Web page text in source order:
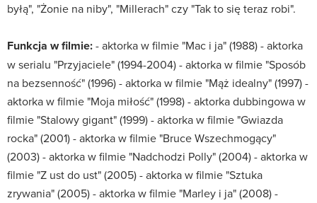
byłą", "Żonie na niby", "Millerach" czy "Tak to się teraz robi".
Funkcja w filmie:- aktorka w filmie "Mac i ja" (1988) - aktorka
w serialu "Przyjaciele" (1994-2004) - aktorka w filmie "Sposób
na bezsenność" (1996) - aktorka w filmie "Mąż idealny" (1997) -
aktorka w filmie "Moja miłość" (1998) - aktorka dubbingowa w
filmie "Stalowy gigant" (1999) - aktorka w filmie "Gwiazda
rocka" (2001) - aktorka w filmie "Bruce Wszechmogący"
(2003) - aktorka w filmie "Nadchodzi Polly" (2004) - aktorka w
filmie "Z ust do ust" (2005) - aktorka w filmie "Sztuka
zrywania" (2005) - aktorka w filmie "Marley i ja" (2008) -